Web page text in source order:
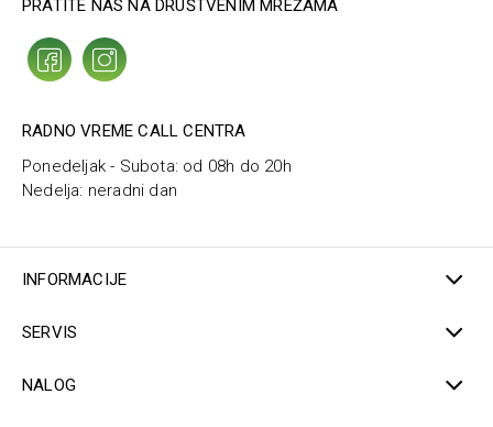
PRATITE NAS NA DRUŠTVENIM MREŽAMA
RADNO VREME CALL CENTRA
Ponedeljak - Subota: od 08h do 20h
Nedelja: neradni dan
INFORMACIJE
SERVIS
NALOG